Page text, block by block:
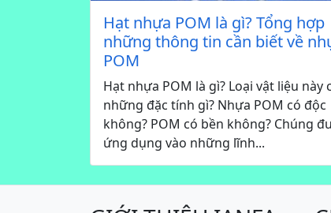
Hạt nhựa POM là gì? Tổng hợp
những thông tin cần biết về
POM
Hạt nhựa POM là gì? Loại vật liệu này
những đặc tính gì? Nhựa POM có độc
không? POM có bền không? Chúng
ứng dụng vào những lĩnh...